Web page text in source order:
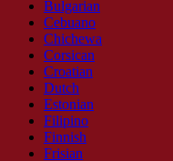
Bulgarian
Cebuano
Chichewa
Corsican
Croatian
Dutch
Estonian
Filipino
Finnish
Frisian